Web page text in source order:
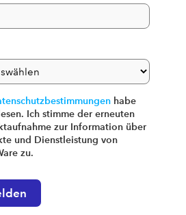
habe
Ich stimme der erneuten
zur Information über
und Dienstleistung von
zu.